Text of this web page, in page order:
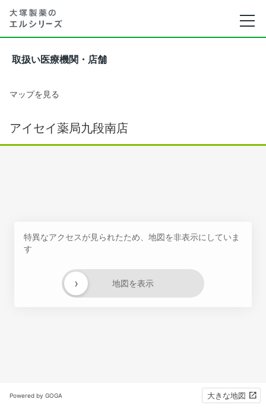
取扱い医療機関・店舗
マップを見る
アイセイ薬局九段南店
特異なアクセスが見られたため、地図を非表示にしていま
す
地図を表示
›
Powered by GOGA 大きな地図